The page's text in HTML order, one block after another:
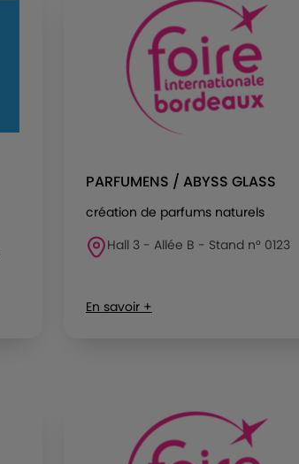
PARFUMENS / ABYSS GLASS
création de parfums naturels
Hall 3 - Allée B - Stand n° 0123
En savoir +